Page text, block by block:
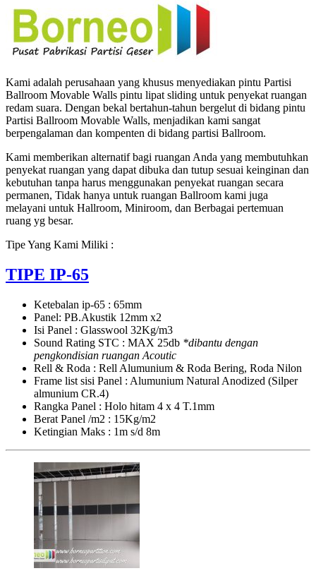
Kami adalah perusahaan yang khusus menyediakan pintu Partisi
Ballroom Movable Walls pintu lipat sliding untuk penyekat ruangan
redam suara. Dengan bekal bertahun-tahun bergelut di bidang pintu
Partisi Ballroom Movable Walls, menjadikan kami sangat
berpengalaman dan kompenten di bidang partisi Ballroom.
Kami memberikan alternatif bagi ruangan Anda yang membutuhkan
penyekat ruangan yang dapat dibuka dan tutup sesuai keinginan dan
kebutuhan tanpa harus menggunakan penyekat ruangan secara
permanen, Tidak hanya untuk ruangan Ballroom kami juga
melayani untuk Hallroom, Miniroom, dan Berbagai pertemuan
ruang yg besar.
Tipe Yang Kami Miliki :
TIPE IP-65
Ketebalan ip-65 : 65mm
Panel: PB.Akustik 12mm x2
Isi Panel : Glasswool 32Kg/m3
Sound Rating STC : MAX 25db *dibantu dengan
pengkondisian ruangan Acoutic
Rell & Roda : Rell Alumunium & Roda Bering, Roda Nilon
Frame list sisi Panel : Alumunium Natural Anodized (Silper
almunium CR.4)
Rangka Panel : Holo hitam 4 x 4 T.1mm
Berat Panel /m2 : 15Kg/m2
Ketingian Maks : 1m s/d 8m